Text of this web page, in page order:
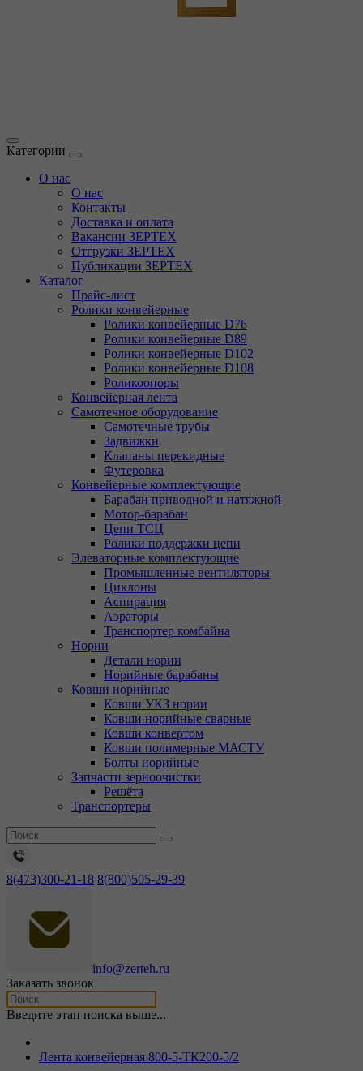
Категории
О нас
О нас
Контакты
Доставка и оплата
Вакансии ЗЕРТЕХ
Отгрузки ЗЕРТЕХ
Публикации ЗЕРТЕХ
Каталог
Прайс-лист
Ролики конвейерные
Ролики конвейерные D76
Ролики конвейерные D89
Ролики конвейерные D102
Ролики конвейерные D108
Роликоопоры
Конвейерная лента
Самотечное оборудование
Самотечные трубы
Задвижки
Клапаны перекидные
Футеровка
Конвейерные комплектующие
Барабан приводной и натяжной
Мотор-барабан
Цепи ТСЦ
Ролики поддержки цепи
Элеваторные комплектующие
Промышленные вентиляторы
Циклоны
Аспирация
Аэраторы
Транспортер комбайна
Нории
Детали нории
Норийные барабаны
Ковши норийные
Ковши УКЗ нории
Ковши норийные сварные
Ковши конвертом
Ковши полимерные МАСТУ
Болты норийные
Запчасти зерноочистки
Решёта
Транспортеры
8(473)300-21-18 8(800)505-29-39
info@zerteh.ru
Заказать звонок
Введите этап поиска выше...
Лента конвейерная 800-5-ТК200-5/2